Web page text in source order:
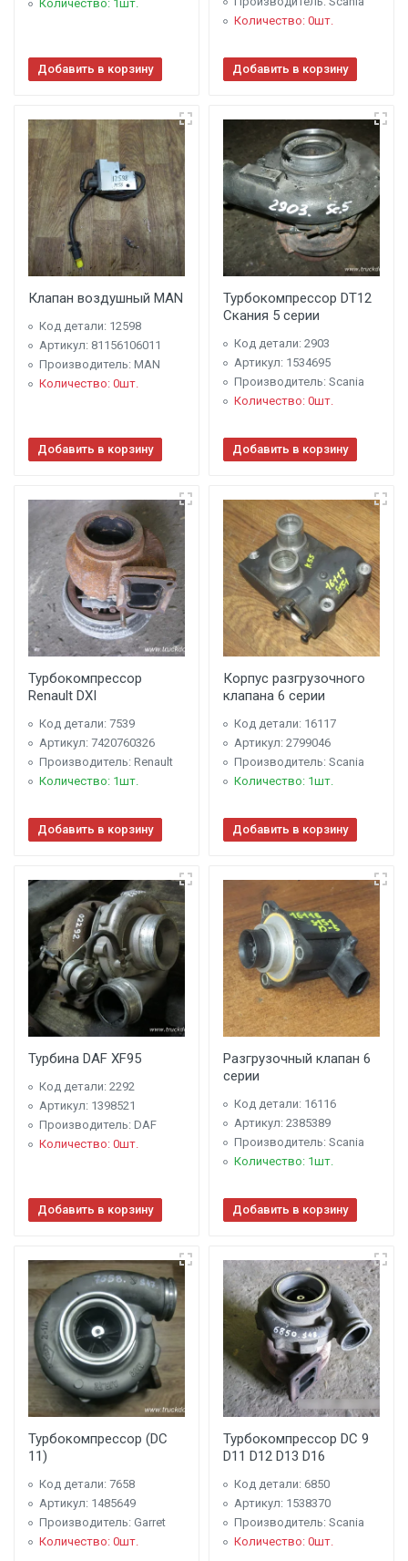
Количество: 1шт.
Добавить в корзину
Количество: 0шт.
Добавить в корзину
Клапан воздушный MAN
Код детали: 12598
Артикул: 81156106011
Производитель: MAN
Количество: 0шт.
Добавить в корзину
Турбокомпрессор DT12
Скания 5 серии
Код детали: 2903
Артикул: 1534695
Производитель: Scania
Количество: 0шт.
Добавить в корзину
Турбокомпрессор
Renault DXI
Код детали: 7539
Артикул: 7420760326
Производитель: Renault
Количество: 1шт.
Добавить в корзину
Корпус разгрузочного
клапана 6 серии
Код детали: 16117
Артикул: 2799046
Производитель: Scania
Количество: 1шт.
Добавить в корзину
Турбина DAF XF95
Код детали: 2292
Артикул: 1398521
Производитель: DAF
Количество: 0шт.
Добавить в корзину
Разгрузочный клапан 6
серии
Код детали: 16116
Артикул: 2385389
Производитель: Scania
Количество: 1шт.
Добавить в корзину
Турбокомпрессор (DC
11)
Код детали: 7658
Артикул: 1485649
Производитель: Garret
Количество: 0шт.
Турбокомпрессор DC 9
D11 D12 D13 D16
Код детали: 6850
Артикул: 1538370
Производитель: Scania
Количество: 0шт.